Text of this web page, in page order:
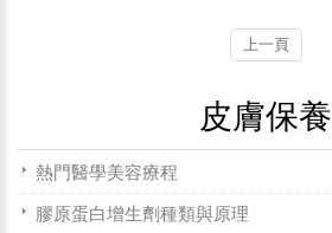
上一頁
皮膚保養
熱門醫學美容療程
膠原蛋白增生劑種類與原理